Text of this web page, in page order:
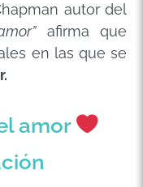
autor del
afirma que
en las que se
amor